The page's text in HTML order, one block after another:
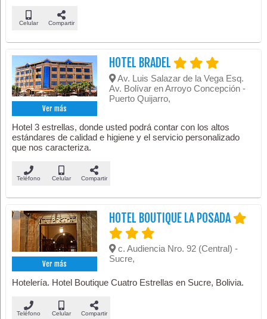
Celular Compartir
Ver más
HOTEL BRADEL
Av. Luis Salazar de la Vega Esq.
Av. Bolívar en Arroyo Concepción -
Puerto Quijarro,
Hotel 3 estrellas, donde usted podrá contar con los altos
estándares de calidad e higiene y el servicio personalizado
que nos caracteriza.
Teléfono Celular Compartir
Ver más
HOTEL BOUTIQUE LA POSADA
c. Audiencia Nro. 92 (Central) -
Sucre,
Hotelería. Hotel Boutique Cuatro Estrellas en Sucre, Bolivia.
Teléfono Celular Compartir